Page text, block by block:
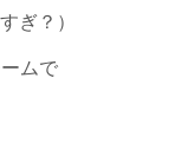
ぎ？）
ムで